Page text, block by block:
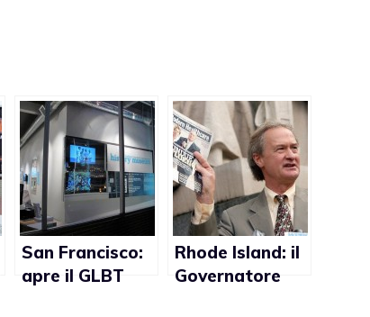
San Francisco:
apre il GLBT
Rhode Island: il
Governatore